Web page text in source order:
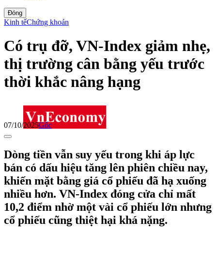
Đóng
Kinh tếChứng khoán
Có trụ đỡ, VN-Index giảm nhẹ,
thị trường cân bằng yếu trước
thời khắc nâng hạng
07/10/2025Gốc
Dòng tiền vẫn suy yếu trong khi áp lực
bán có dấu hiệu tăng lên phiên chiều nay,
khiến mặt bằng giá cổ phiếu đã hạ xuống
nhiều hơn. VN-Index đóng cửa chỉ mất
10,2 điểm nhờ một vài cổ phiếu lớn nhưng
cổ phiếu cũng thiệt hại khá nặng.